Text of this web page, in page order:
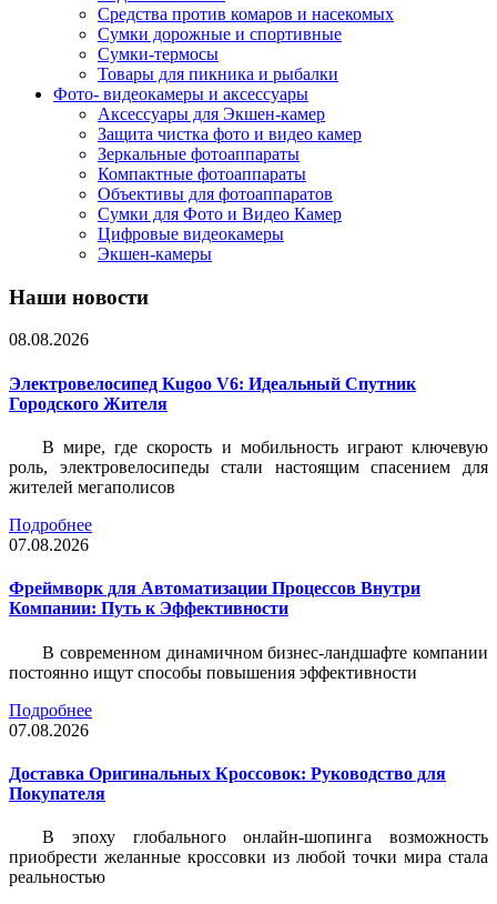
Средства против комаров и насекомых
Сумки дорожные и спортивные
Сумки-термосы
Товары для пикника и рыбалки
Фото- видеокамеры и аксессуары
Аксессуары для Экшен-камер
Защита чистка фото и видео камер
Зеркальные фотоаппараты
Компактные фотоаппараты
Объективы для фотоаппаратов
Сумки для Фото и Видео Камер
Цифровые видеокамеры
Экшен-камеры
Наши новости
08.08.2026
Электровелосипед Kugoo V6: Идеальный Спутник
Городского Жителя
В мире, где скорость и мобильность играют ключевую
роль, электровелосипеды стали настоящим спасением для
жителей мегаполисов
Подробнее
07.08.2026
Фреймворк для Автоматизации Процессов Внутри
Компании: Путь к Эффективности
В современном динамичном бизнес-ландшафте компании
постоянно ищут способы повышения эффективности
Подробнее
07.08.2026
Доставка Оригинальных Кроссовок: Руководство для
Покупателя
В эпоху глобального онлайн-шопинга возможность
приобрести желанные кроссовки из любой точки мира стала
реальностью